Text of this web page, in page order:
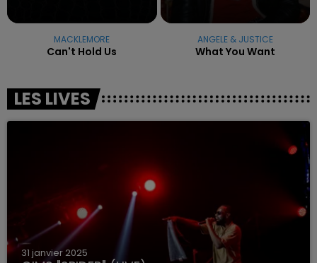
MACKLEMORE
Can't Hold Us
ANGELE & JUSTICE
What You Want
LES LIVES
31 janvier 2025